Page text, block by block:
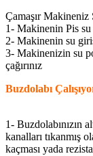
Çamaşır Makineniz
1- Makinenin Pis su
2- Makinenin su
3- Makinenizin su
çağırınız
Buzdolabı
1- Buzdolabınızın
kanalları tıkanmış
kaçması yada